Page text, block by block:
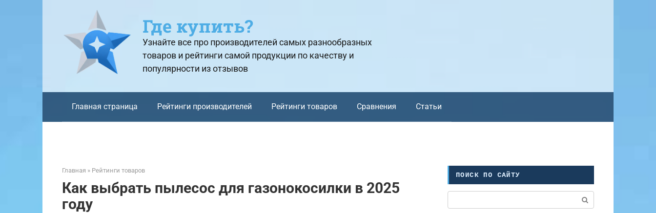
Где купить?
Узнайте все про производителей самых разнообразных
товаров и рейтинги самой продукции по качеству и
популярности из отзывов
Главная страница Рейтинги производителей Рейтинги товаров Сравнения Статьи
Главная » Рейтинги товаров
Как выбрать пылесос для газонокосилки в 2025
году
ПОИСК ПО САЙТУ